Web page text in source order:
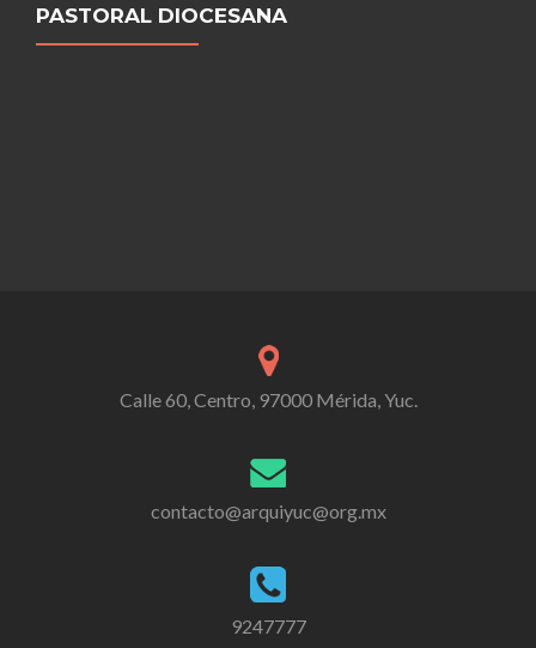
PASTORAL DIOCESANA
Calle 60, Centro, 97000 Mérida, Yuc.
contacto@arquiyuc@org.mx
9247777